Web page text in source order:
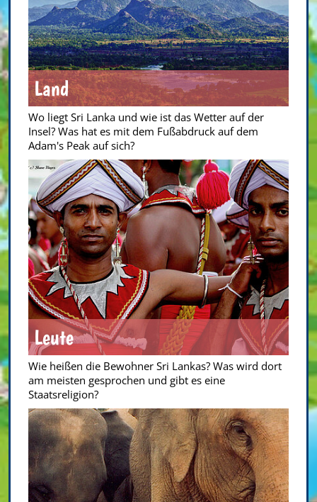
Land
Wo liegt Sri Lanka und wie ist das Wetter auf der
Insel? Was hat es mit dem Fußabdruck auf dem
Adam's Peak auf sich?
Leute
Wie heißen die Bewohner Sri Lankas? Was wird dort
am meisten gesprochen und gibt es eine
Staatsreligion?